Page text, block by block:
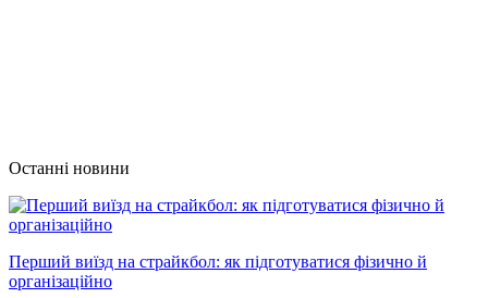
Останні новини
Перший виїзд на страйкбол: як підготуватися фізично й
організаційно